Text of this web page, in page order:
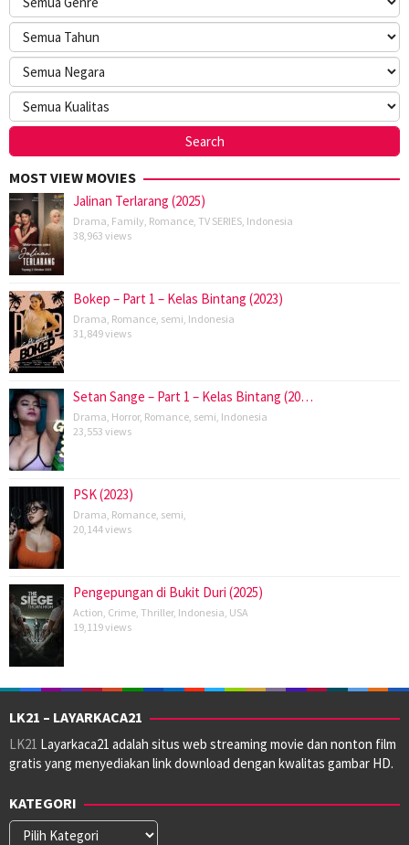
MOST VIEW MOVIES
Jalinan Terlarang (2025)
Drama Family Romance TV SERIES Indonesia
38,963 views
Bokep – Part 1 – Kelas Bintang (2023)
Drama Romance semi Indonesia
31,849 views
Setan Sange – Part 1 – Kelas Bintang (20…
Drama Horror, Romance semi Indonesia
23,553 views
PSK (2023)
Drama Romance semi
20,144 views
Pengepungan di Bukit Duri (2025)
Action Crime Thriller, Indonesia USA
19,119 views
LK21 – LAYARKACA21
LK21 Layarkaca21 adalah situs web streaming movie dan nonton film
gratis yang menyediakan link download dengan kwalitas gambar HD.
KATEGORI
Kategori